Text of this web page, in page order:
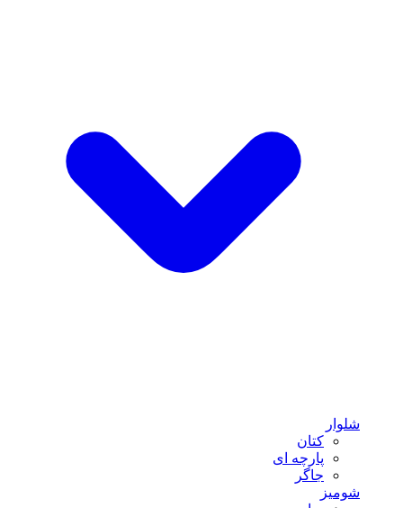
شلوار
کتان
پارچه ای
جاگر
شومیز